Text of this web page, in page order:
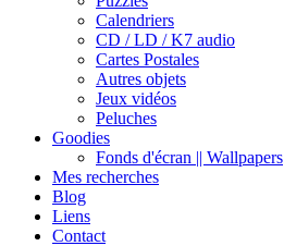
Calendriers
CD / LD / K7 audio
Cartes Postales
Autres objets
Jeux vidéos
Peluches
Goodies
Fonds d'écran || Wallpapers
Mes recherches
Blog
Liens
Contact